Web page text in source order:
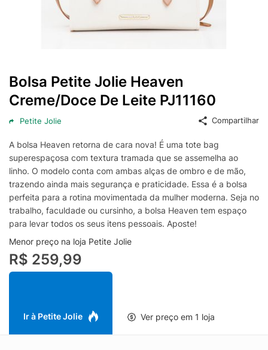
Bolsa Petite Jolie Heaven
Creme/Doce De Leite PJ11160
Petite Jolie Compartilhar
A bolsa Heaven retorna de cara nova! É uma tote bag
superespaçosa com textura tramada que se assemelha ao
linho. O modelo conta com ambas alças de ombro e de mão,
trazendo ainda mais segurança e praticidade. Essa é a bolsa
perfeita para a rotina movimentada da mulher moderna. Seja no
trabalho, faculdade ou cursinho, a bolsa Heaven tem espaço
para levar todos os seus itens pessoais. Aposte!
Menor preço na loja Petite Jolie
R$ 259,99
Ir à Petite Jolie Ver preço em 1 loja